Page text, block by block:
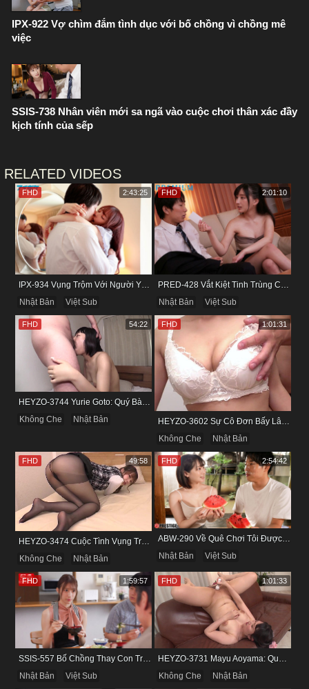
IPX-922 Vợ chìm đắm tình dục với bố chồng vì chồng mê
việc
SSIS-738 Nhân viên mới sa ngã vào cuộc chơi thân xác đầy
kịch tính của sếp
RELATED VIDEOS
IPX-934 Vụng Trộm Với Người Yêu Cũ Trong Khách Sạn
Nhật Bản
Việt Sub
FHD 2:43:25
PRED-428 Vắt Kiệt Tinh Trùng Của Bạn Trai Để Chừa Thói Lăng Nhăng
Nhật Bản
Việt Sub
FHD 2:01:10
HEYZO-3744 Yurie Goto: Quý Bà Dâm Phụ & Cơn Cuồng Si Mùi Buồi Khắm
Không Che
Nhật Bản
FHD 54:22
Không Che
Nhật Bản
FHD 1:01:31
Không Che
Nhật Bản
FHD 49:58
ABW-290 Về Quê Chơi Tôi Được Đụ Cô Bạn Thân Từ Thuở Nhỏ
Nhật Bản
Việt Sub
FHD 2:54:42
SSIS-557 Bố Chồng Thay Con Trai Bị Liệt Dương Chăm Sóc Con Dâu
Nhật Bản
Việt Sub
FHD 1:59:57
HEYZO-3731 Mayu Aoyama: Quý Bà Biến Thái Thích Bị Nhìn Khi Tự Sướng
Không Che
Nhật Bản
FHD 1:01:33